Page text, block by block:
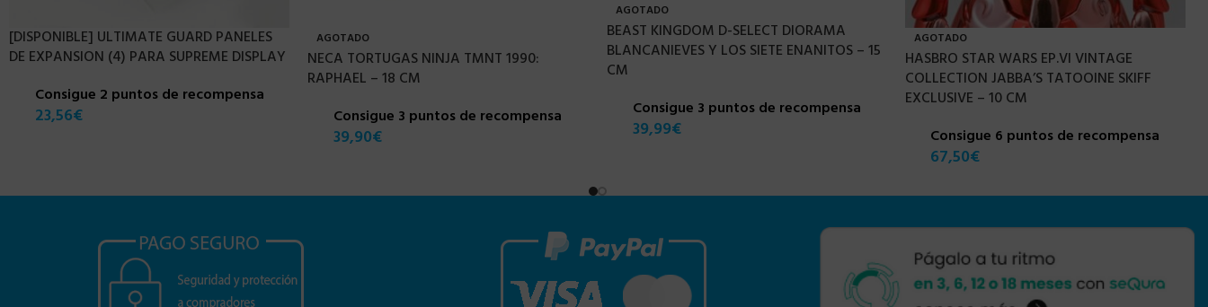
[DISPONIBLE] ULTIMATE GUARD PANELES
DE EXPANSION (4) PARA SUPREME DISPLAY
Consigue 2 puntos de recompensa
23,56€
AGOTADO
NECA TORTUGAS NINJA TMNT 1990:
RAPHAEL – 18 CM
Consigue 3 puntos de recompensa
39,90€
AGOTADO
BEAST KINGDOM D-SELECT DIORAMA
BLANCANIEVES Y LOS SIETE ENANITOS – 15
CM
Consigue 3 puntos de recompensa
39,99€
AGOTADO
HASBRO STAR WARS EP.VI VINTAGE
COLLECTION JABBA’S TATOOINE SKIFF
EXCLUSIVE – 10 CM
Consigue 6 puntos de recompensa
67,50€